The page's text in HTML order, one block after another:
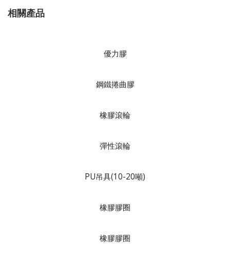
相關產品
優力膠
鋼鐵捲曲膠
橡膠滾輪
彈性滾輪
PU吊具(10-20噸)
橡膠膠圈
橡膠膠圈